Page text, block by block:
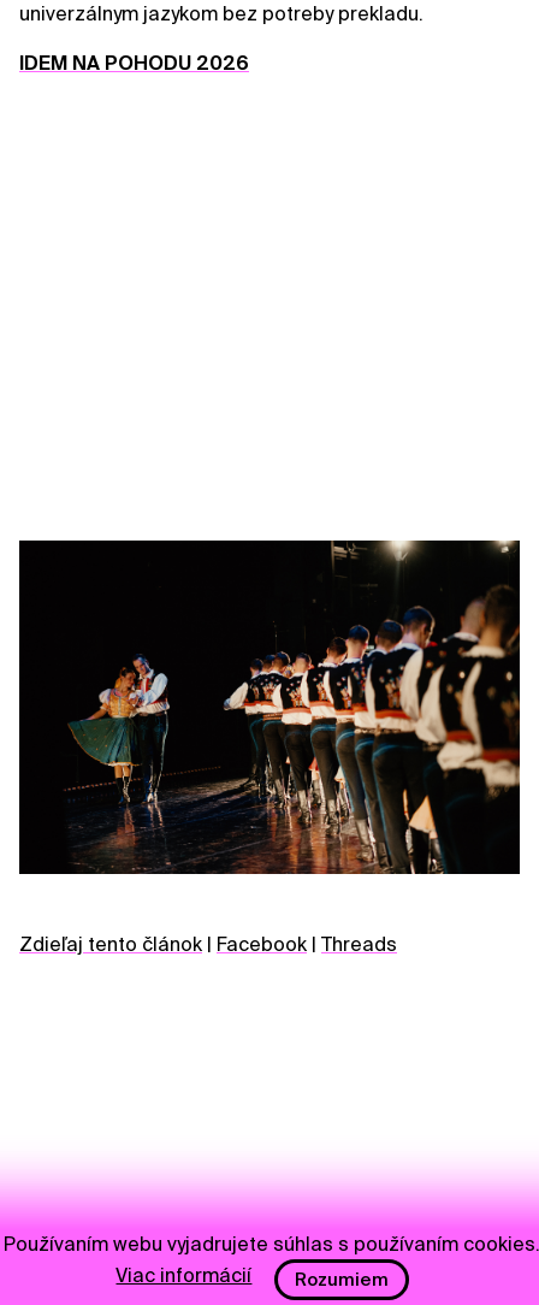
univerzálnym jazykom bez potreby prekladu.
IDEM NA POHODU 2026
Zdieľaj tento článok | Facebook | Threads
Používaním webu vyjadrujete súhlas s používaním cookies.
Viac informácií
Rozumiem